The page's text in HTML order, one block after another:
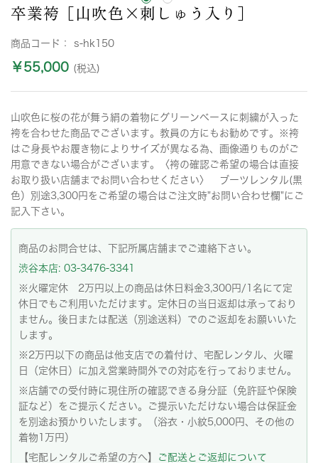
卒業袴［山吹色×刺しゅう入り］
商品コード： s-hk150
￥55,000 (税込)
山吹色に桜の花が舞う絹の着物にグリーンベースに刺繍が入った
袴を合わせた商品でございます。教員の方にもお勧めです。※袴
はご身長やお履き物によりサイズが異なる為、画像通りものがご
用意できない場合がございます。〈袴の確認ご希望の場合は直接
お取り扱い店舗までお問い合わせください〉 ブーツレンタル(黒
色）別途3,300円をご希望の場合はご注文時"お問い合わせ欄"にご
記入下さい。
商品のお問合せは、下記所属店舗までご連絡下さい。
渋谷本店: 03-3476-3341
※火曜定休 2万円以上の商品は休日料金3,300円/1名にて定
休日でもご利用いただけます。定休日の当日返却は承っており
ません。後日または配送（別途送料）でのご返却をお願いいた
します。
※2万円以下の商品は他支店での着付け、宅配レンタル、火曜
日（定休日）に加え営業時間外での対応を行っておりません。
※店舗での受付時に現住所の確認できる身分証（免許証や保険
証など）をご提示ください。ご提示いただけない場合は保証金
を別途お預かりいたします。（浴衣・小紋5,000円、その他の
着物1万円）
【宅配レンタルご希望の方へ】
ご配送とご返却について